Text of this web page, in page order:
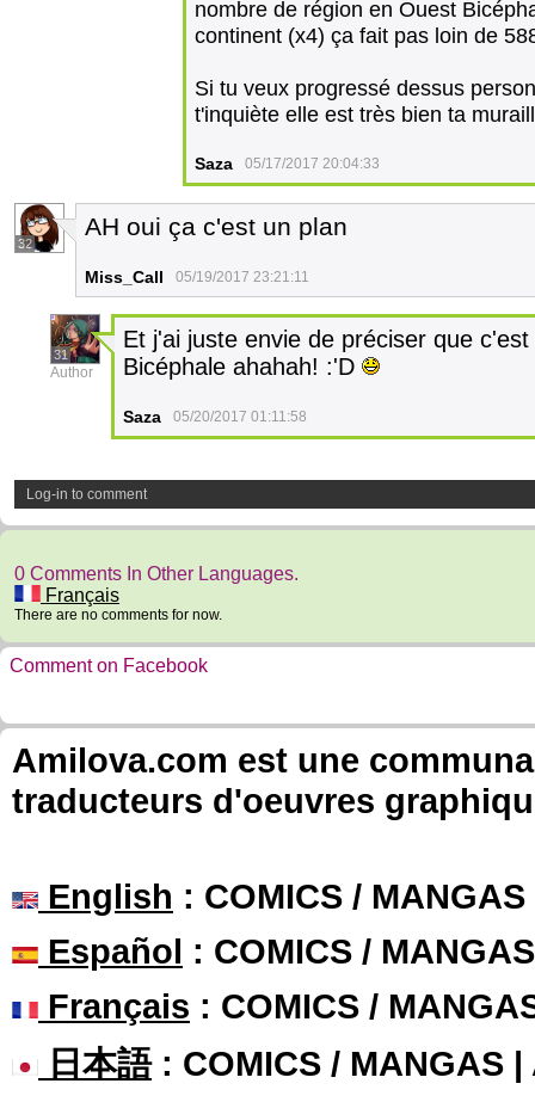
nombre de région en Ouest
continent (x4) ça fait pas loin de
Si tu veux progressé dessus
t'inquiète elle est très bien ta
Saza 05/17/2017 20:04:33
32
AH oui ça c'est un plan
Miss_Call 05/19/2017 23:21:11
31
Author
Et j'ai juste envie de préciser que
Bicéphale ahahah! :'D
Saza 05/20/2017 01:11:58
Log-in to comment
0 Comments In Other Languages.
Français
There are no comments for now.
Comment on Facebook
Amilova.com est une
traducteurs d'oeuvres
English : COMICS /
Español : COMICS /
Français : COMICS /
日本語: COMICS / MANGAS |